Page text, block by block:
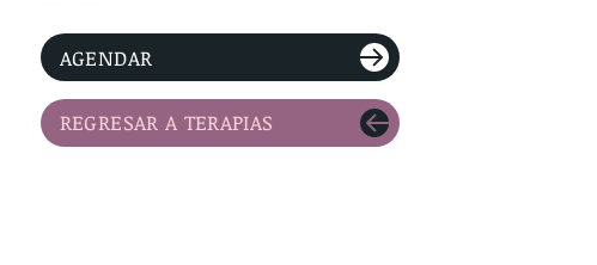
AGENDAR
REGRESAR A TERAPIAS